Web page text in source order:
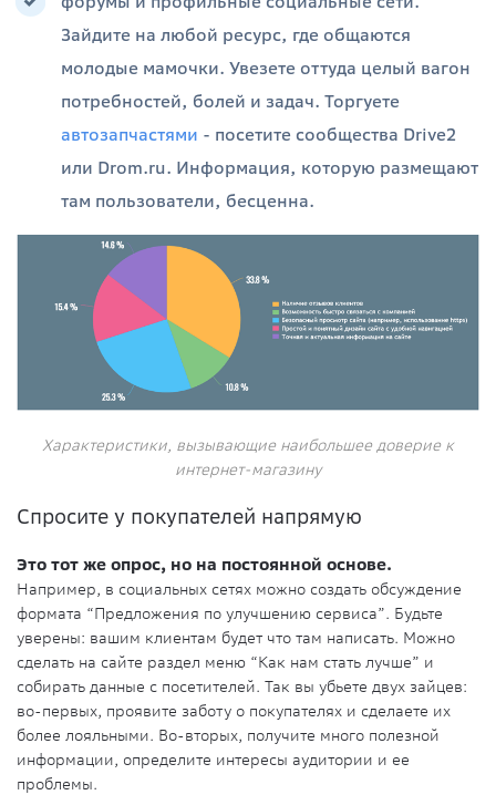
Зайдите на любой ресурс, где общаются
молодые мамочки. Увезете оттуда целый вагон
потребностей, болей и задач. Торгуете
автозапчастями - посетите сообщества Drive2
или Drom.ru. Информация, которую размещают
там пользователи, бесценна.
Характеристики, вызывающие наибольшее доверие к
интернет-магазину
Спросите у покупателей напрямую
Это тот же опрос, но на постоянной основе.
Например, в социальных сетях можно создать обсуждение
формата “Предложения по улучшению сервиса”. Будьте
уверены: вашим клиентам будет что там написать. Можно
сделать на сайте раздел меню “Как нам стать лучше” и
собирать данные с посетителей. Так вы убьете двух зайцев:
во-первых, проявите заботу о покупателях и сделаете их
более лояльными. Во-вторых, получите много полезной
информации, определите интересы аудитории и ее
проблемы.